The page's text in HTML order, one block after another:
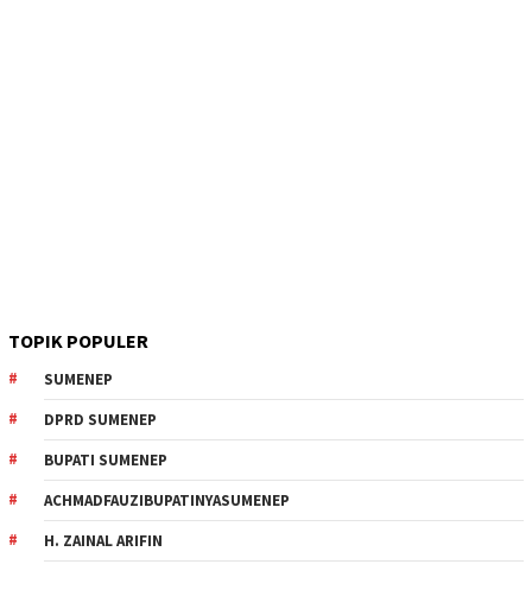
TOPIK POPULER
SUMENEP
DPRD SUMENEP
BUPATI SUMENEP
ACHMADFAUZIBUPATINYASUMENEP
H. ZAINAL ARIFIN